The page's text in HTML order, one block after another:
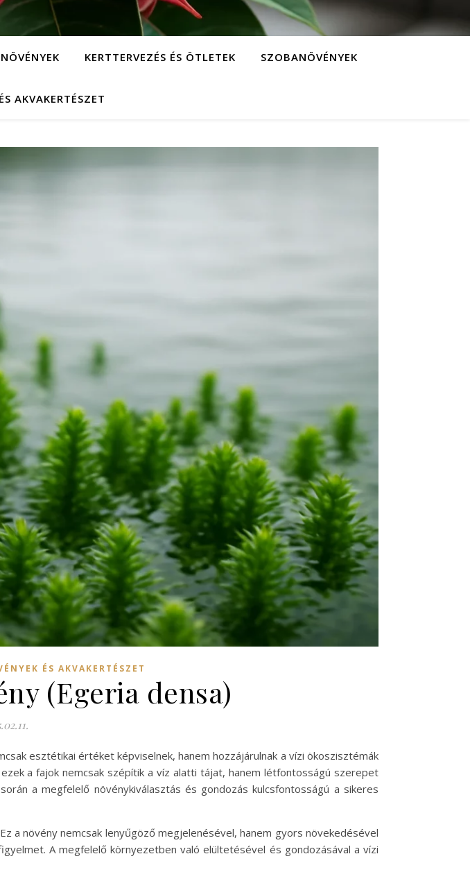
KERTTERVEZÉS ÉS ÖTLETEK SZOBANÖVÉNYEK
AKVAKERTÉSZET
ÉS AKVAKERTÉSZET
(Egeria densa)
esztétikai értéket képviselnek, hanem hozzájárulnak a vízi ökoszisztémák
a fajok nemcsak szépítik a víz alatti tájat, hanem létfontosságú szerepet
a megfelelő növénykiválasztás és gondozás kulcsfontosságú a sikeres
a növény nemcsak lenyűgöző megjelenésével, hanem gyors növekedésével
A megfelelő környezetben való elültetésével és gondozásával a vízi